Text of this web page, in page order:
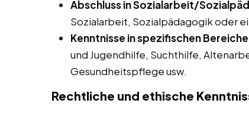
Abschluss in Sozialarbeit/
Sozialarbeit, Sozialpädagogik oder
Kenntnisse in spezifischen
und Jugendhilfe, Suchthilfe,
Gesundheitspflege usw.
Rechtliche und ethische